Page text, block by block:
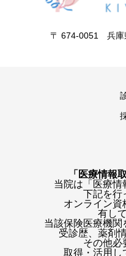
〒 674-0051 兵庫
「医療情報
当院は「医療情
下記を行
オンライン資
有し
当該保険医療機関
受診歴、薬剤
その他必
取得・活用し